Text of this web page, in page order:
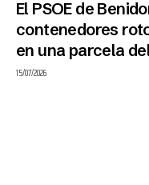
El PSOE de
contenedores
en una parcela
15/07/2026